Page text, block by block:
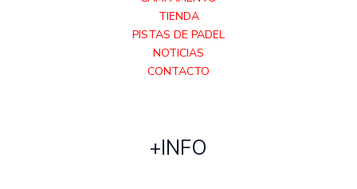
TIENDA
PISTAS DE PADEL
NOTICIAS
CONTACTO
+INFO